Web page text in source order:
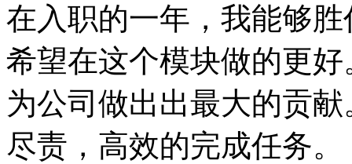
在入职的一年，我能够
希望在这个模块做的更
为公司做出出最大的贡
尽责，高效的完成任务。